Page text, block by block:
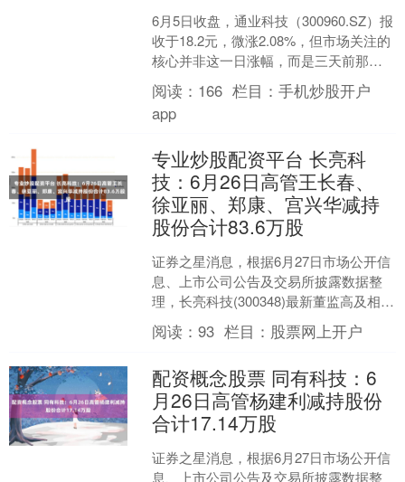
6月5日收盘，通业科技（300960.SZ）报
收于18.2元，微涨2.08%，但市场关注的
核心并非这一日涨幅，而是三天前那场
历时9个月的跨界收购突然终止。 5月....
阅读： 166 栏目：手机炒股开户
app
专业炒股配资平台 长亮科
技：6月26日高管王长春、
徐亚丽、郑康、宫兴华减持
股份合计83.6万股
证券之星消息，根据6月27日市场公开信
息、上市公司公告及交易所披露数据整
理，长亮科技(300348)最新董监高及相关
人员股份变动情况：2025年6月26日公司
董....
阅读：93 栏目： 股票网上开户
配资概念股票 同有科技：6
月26日高管杨建利减持股份
合计17.14万股
证券之星消息，根据6月27日市场公开信
息、上市公司公告及交易所披露数据整